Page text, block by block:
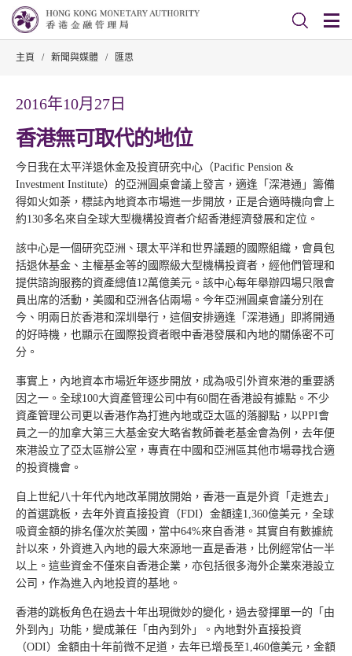
主頁 / 新聞與媒體 / 匯思
2016年10月27日
香港無可取代的地位
今日我在太平洋退休金及投資研究中心（Pacific Pension &
Investment Institute）的亞洲圓桌會議上發言，適逢「深港通」籌備
得如火如荼，標誌內地資本市場進一步開放，正是合適時機向會上
約130多名來自全球大型機構投資者介紹香港經濟發展和定位。
該中心是一個研究亞洲、環太平洋和世界議題的國際組織，會員包
括退休基金、主權基金等的國際級大型機構投資者，經他們管理和
提供諮詢服務的資產總值12萬億美元。該中心每年舉辦四場只限會
員出席的活動，美國和亞洲各佔兩場。今年亞洲圓桌會議分別在
今、明兩日於香港和深圳舉行，這個安排適逢「深港通」即將開通
的好時機，也顯示在國際投資者眼中香港發展和內地的關係密不可
分。
事實上，內地資本市場近年逐步開放，成為吸引外資來港的重要誘
因之一。全球100大資產管理公司中有60間在香港設有據點。不少
資產管理公司更以香港作為打進內地或亞太區的落腳點，以PPI會
員之一的加拿大第三大基金安大略省教師養老基金會為例，去年便
來港設立了亞太區辦公室，專責在中國和亞洲區其他市場尋找合適
的投資機會。
自上世紀八十年代內地改革開放開始，香港一直是外資「走進去」
的首選跳板，去年外資直接投資（FDI）金額達1,360億美元，全球
吸資金額的排名僅次於美國，當中64%來自香港。其實自有數據統
計以來，外資進入內地的最大來源地一直是香港，比例經常佔一半
以上。這些資金不僅來自香港企業，亦包括很多海外企業來港設立
公司，作為進入內地投資的基地。
香港的跳板角色在過去十年出現微妙的變化，過去發揮單一的「由
外到內」功能，變成兼任「由內到外」。內地對外直接投資
（ODI）金額由十年前微不足道，去年已增長至1,460億美元，金額